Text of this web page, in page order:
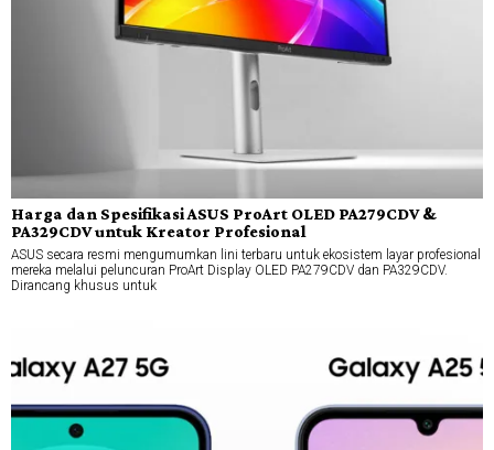
Harga dan Spesifikasi ASUS ProArt OLED PA279CDV &
PA329CDV untuk Kreator Profesional
ASUS secara resmi mengumumkan lini terbaru untuk ekosistem layar profesional
mereka melalui peluncuran ProArt Display OLED PA279CDV dan PA329CDV.
Dirancang khusus untuk